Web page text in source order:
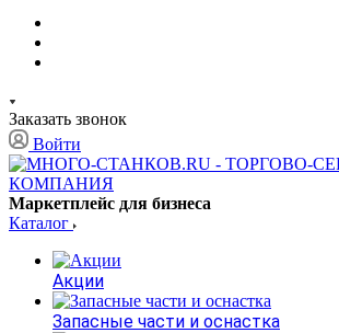
Заказать звонок
Войти
Маркетплейс для бизнеса
Каталог
Акции
Запасные части и оснастка